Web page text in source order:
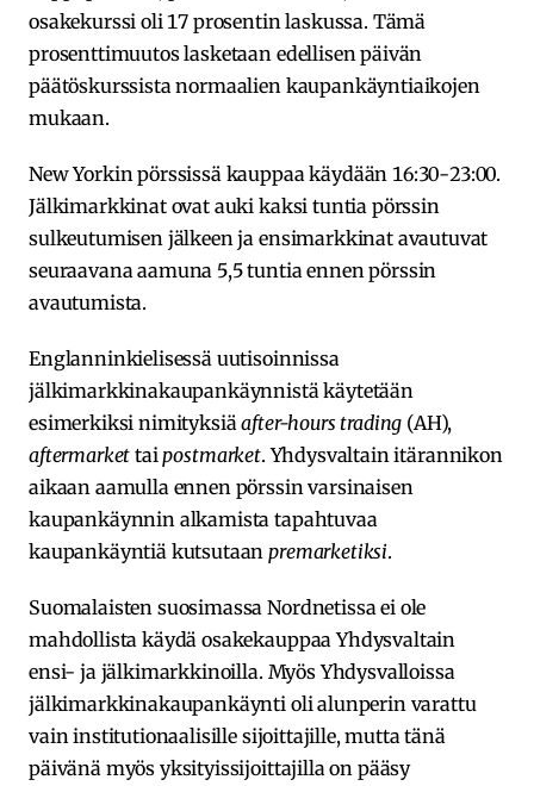
osakekurssi oli 17 prosentin laskussa. Tämä
prosenttimuutos lasketaan edellisen päivän
päätöskurssista normaalien kaupankäyntiaikojen
mukaan.
New Yorkin pörssissä kauppaa käydään 16:30-23:00.
Jälkimarkkinat ovat auki kaksi tuntia pörssin
sulkeutumisen jälkeen ja ensimarkkinat avautuvat
seuraavana aamuna 5,5 tuntia ennen pörssin
avautumista.
Englanninkielisessä uutisoinnissa
jälkimarkkinakaupankäynnistä käytetään
esimerkiksi nimityksiäafter-hours trading (AH),
aftermarkettai postmarket. Yhdysvaltain itärannikon
aikaan aamulla ennen pörssin varsinaisen
kaupankäynnin alkamista tapahtuvaa
kaupankäyntiä kutsutaan premarketiksi.
Suomalaisten suosimassa Nordnetissa ei ole
mahdollista käydä osakekauppaa Yhdysvaltain
ensi- ja jälkimarkkinoilla. Myös Yhdysvalloissa
jälkimarkkinakaupankäynti oli alunperin varattu
vain institutionaalisille sijoittajille, mutta tänä
päivänä myös yksityissijoittajilla on pääsy